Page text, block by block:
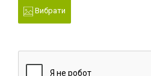
Вибрати